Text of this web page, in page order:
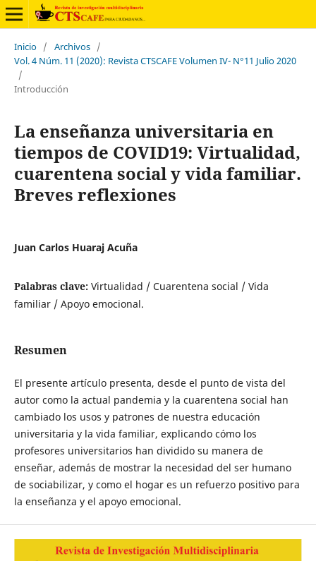
Inicio / Archivos /
Vol. 4 Núm. 11 (2020): Revista CTSCAFE Volumen IV- N°11 Julio 2020
/
Introducción
La enseñanza universitaria en
tiempos de COVID19: Virtualidad,
cuarentena social y vida familiar.
Breves reflexiones
Juan Carlos Huaraj Acuña
Palabras clave: Virtualidad / Cuarentena social / Vida
familiar / Apoyo emocional.
Resumen
El presente artículo presenta, desde el punto de vista del
autor como la actual pandemia y la cuarentena social han
cambiado los usos y patrones de nuestra educación
universitaria y la vida familiar, explicando cómo los
profesores universitarios han dividido su manera de
enseñar, además de mostrar la necesidad del ser humano
de sociabilizar, y como el hogar es un refuerzo positivo para
la enseñanza y el apoyo emocional.